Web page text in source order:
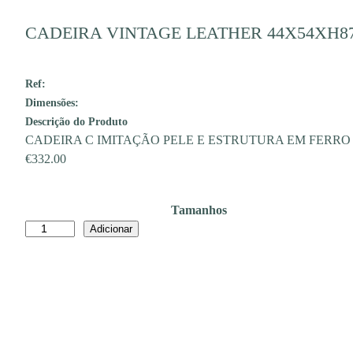
CADEIRA VINTAGE LEATHER
Ref:
Dimensões:
Descrição do Produto
CADEIRA C IMITAÇÃO PELE E ESTRUTURA EM FERRO
€332.00
Tamanhos
Quantidade
Adicionar